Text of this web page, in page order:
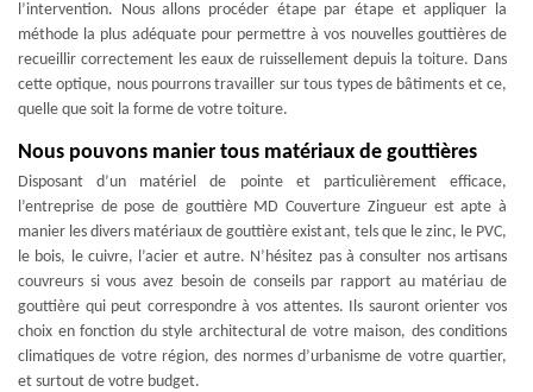
l’intervention. Nous allons procéder étape par étape et appliquer la
méthode la plus adéquate pour permettre à vos nouvelles gouttières de
recueillir correctement les eaux de ruissellement depuis la toiture. Dans
cette optique, nous pourrons travailler sur tous types de bâtiments et ce,
quelle que soit la forme de votre toiture.
Nous pouvons manier tous matériaux de gouttières
Disposant d’un matériel de pointe et particulièrement efficace,
l’entreprise de pose de gouttière MD Couverture Zingueur est apte à
manier les divers matériaux de gouttière existant, tels que le zinc, le PVC,
le bois, le cuivre, l’acier et autre. N’hésitez pas à consulter nos artisans
couvreurs si vous avez besoin de conseils par rapport au matériau de
gouttière qui peut correspondre à vos attentes. Ils sauront orienter vos
choix en fonction du style architectural de votre maison, des conditions
climatiques de votre région, des normes d’urbanisme de votre quartier,
et surtout de votre budget.